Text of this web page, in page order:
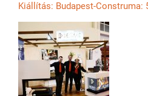
Kiállítás: Budapest-Construma: